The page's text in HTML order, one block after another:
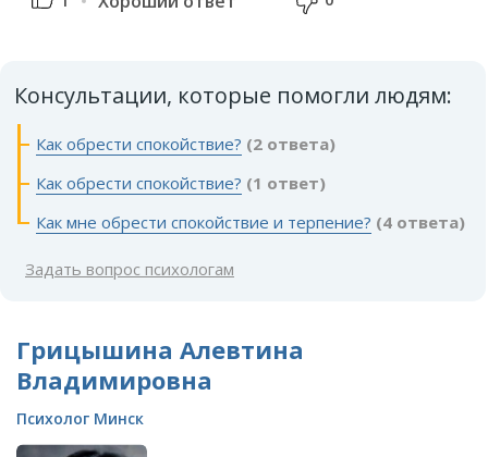
Консультации, которые помогли людям:
Как обрести спокойствие? (2 ответа)
Как обрести спокойствие? (1 ответ)
Как мне обрести спокойствие и терпение? (4 ответа)
Задать вопрос психологам
Грицышина Алевтина
Владимировна
Психолог Минск